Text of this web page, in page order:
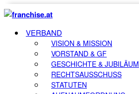
VERBAND
VISION & MISSION
VORSTAND & GF
GESCHICHTE & JUBILÄUM
RECHTSAUSSCHUSS
STATUTEN